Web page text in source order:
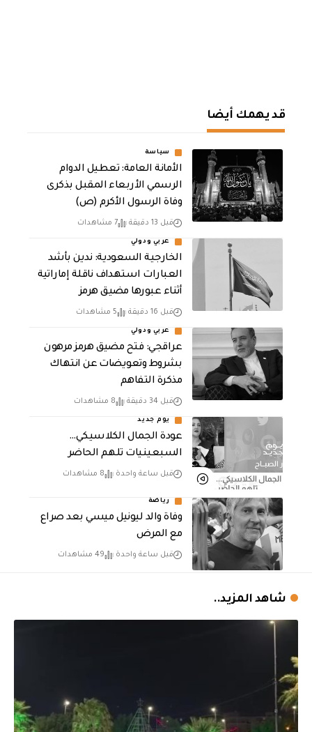
قد يهمك أيضا
سياسة
الأمانة العامة: تعطيل الدوام
الرسمي الأربعاء المقبل بذكرى
وفاة الرسول الأكرم (ص)
قبل 13 دقيقة 7 مشاهدات
عربي ودولي
‏الخارجية السعودية: ندين بأشد
العبارات استهداف ناقلة إماراتية
أثناء عبورها مضيق هرمز
قبل 16 دقيقة 5 مشاهدات
عربي ودولي
عراقجي: فتح مضيق هرمز مرهون
بشروط وتعويضات عن انتهاك
مذكرة التفاهم
قبل 34 دقيقة 8 مشاهدات
يوم جديد
عودة الجمال الكلاسيكي…
السبعينيات تلهم الحاضر
قبل ساعة واحدة 8 مشاهدات
رياضة
وفاة والد ليونيل ميسي بعد صراع
مع المرض
قبل ساعة واحدة 49 مشاهدات
شاهد المزيد..